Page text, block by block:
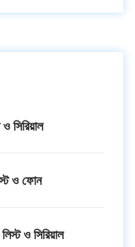
সিরিয়াল
ও ফোন
ও সিরিয়াল